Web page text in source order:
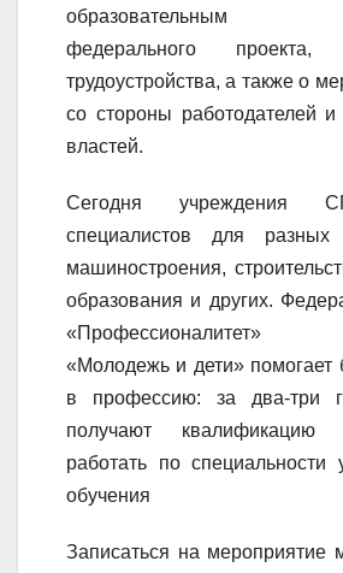
образовательным
федерального проекта,
трудоустройства, а также о
со стороны работодателей и
властей.
Сегодня учреждения
специалистов для
машиностроения,
образования и других.
«Профессионалитет»
«Молодежь и дети» помогает
в профессию: за два-три
получают
работать по
обучения
Записаться на мероприятие